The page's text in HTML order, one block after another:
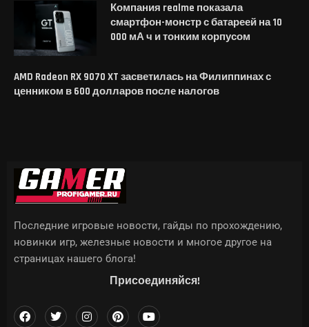
Компания realme показала
смартфон-монстр с батареей на 10
000 мА ч и тонким корпусом
AMD Radeon RX 9070 XT засветилась на Филиппинах с
ценником в 600 долларов после налогов
Последние игровые новости, гайды по прохождению,
новинки игр, железные новости и многое другое на
страницах нашего блога!
Присоединяйся!